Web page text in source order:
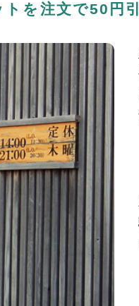
を注文で50円